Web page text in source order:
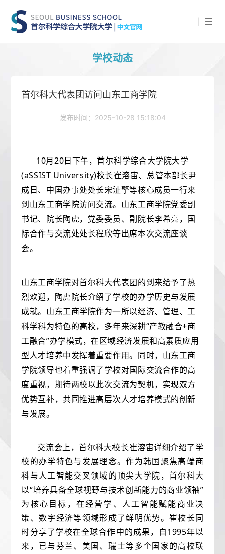
学校动态
首尔科大代表团访问山东工商学院
发布时间：2025-10-28 15:18:04
10月20日下午，首尔科学综合大学院大学
(aSSIST University)校长崔溶宙、总管本部长尹
成日、中国办事处处长宋沚擎等核心成员一行来
到山东工商学院访问交流。山东工商学院党委副
书记、院长陶虎，党委委员、副院长李希亮，国
际合作与交流处处长程欣等出席本次交流座谈
会。
山东工商学院对首尔科大代表团的到来给予了热
烈欢迎，陶虎院长介绍了学校的办学历史与发展
成就。山东工商学院作为一所以经济、管理、工
科学科为特色的高校，多年来深耕“产教融合+商
工融合”办学模式，在区域经济发展和高素质应用
型人才培养中发挥着重要作用。同时，山东工商
学院领导也着重强调了学校对国际交流合作的高
度重视，期待两校以此次交流为契机，实现双方
优势互补，共同推进高层次人才培养模式的创新
与发展。
交流会上，首尔科大校长崔溶宙详细介绍了学
校的办学特色与发展理念。作为韩国聚焦高端商
科与人工智能交叉领域的顶尖大学院，首尔科大
以“培养具备全球视野与技术创新能力的商业领袖”
为核心目标，在经营学、人工智能赋能商业决
策、数字经济等领域形成了鲜明优势。崔校长同
时分享了学校在全球合作中的成果，自1995年以
来，已与芬兰、美国、瑞士等多个国家的高校联